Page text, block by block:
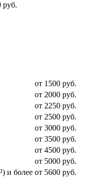
руб.
от 1500 руб.
от 2000 руб.
от 2250 руб.
от 2500 руб.
от 3000 руб.
от 3500 руб.
от 4500 руб.
от 5000 руб.
и более от 5600 руб.